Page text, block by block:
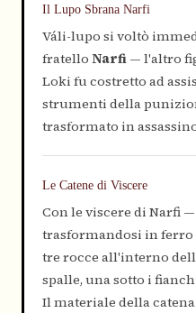
Il Lupo Sbrana Narfi
Váli-lupo si voltò
fratello Narfi — l'altro
Loki fu costretto ad
strumenti della
trasformato in
Le Catene di Viscere
Con le viscere di Narfi
trasformandosi in
tre rocce all'interno
spalle, una sotto i
Il materiale della